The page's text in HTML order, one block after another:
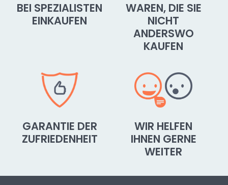
BEI SPEZIALISTEN
EINKAUFEN
WAREN, DIE SIE
NICHT
ANDERSWO
KAUFEN
GARANTIE DER
ZUFRIEDENHEIT
WIR HELFEN
IHNEN GERNE
WEITER